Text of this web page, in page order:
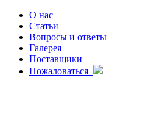
О нас
Статьи
Вопросы и ответы
Галерея
Поставщики
Пожаловаться